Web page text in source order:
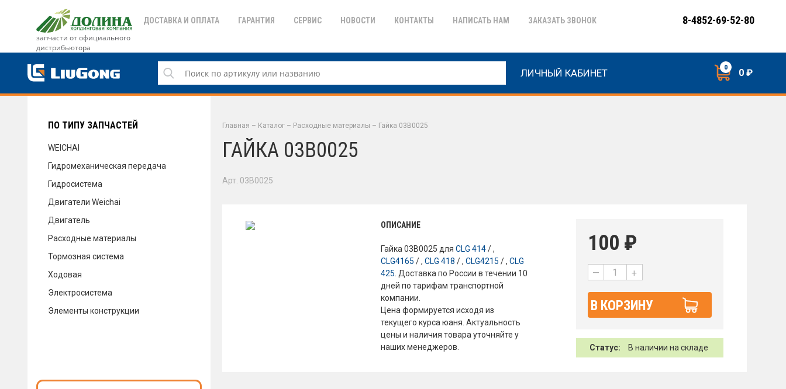
запчасти от официального
дистрибьютора
ДОСТАВКА И ОПЛАТА ГАРАНТИЯ СЕРВИС НОВОСТИ КОНТАКТЫ НАПИСАТЬ НАМ ЗАКАЗАТЬ ЗВОНОК
ДОСТАВКА И ОПЛАТА
СЕРВИС
8-4852-69-52-80
ЛИЧНЫЙ КАБИНЕТ 0 0 ₽
ПО ТИПУ ЗАПЧАСТЕЙ
WEICHAI
Гидромеханическая передача
Гидросистема
Двигатели Weichai
Двигатель
Расходные материалы
Тормозная система
Ходовая
Электросистема
Элементы конструкции
Главная – Каталог – Расходные материалы – Гайка 03B0025
ГАЙКА 03B0025
Арт. 03B0025
ОПИСАНИЕ
Гайка 03B0025 дляCLG 414/ ,
CLG4165 / ,CLG 418 / ,CLG4215 / ,CLG
425 . Доставка по России в течении 10
дней по тарифам транспортной
компании.
Цена формируется исходя из
текущего курса юаня. Актуальность
цены и наличия товара уточняйте у
наших менеджеров.
100 ₽
— +
В КОРЗИНУ
Статус: В наличии на складе